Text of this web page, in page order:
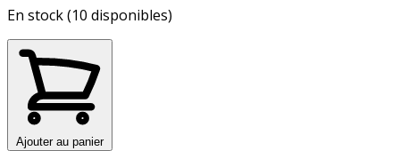
En stock (10 disponibles)
Ajouter au panier